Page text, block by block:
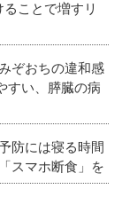
ことで増すリ
ぞおちの違和感
い、膵臓の病
防には寝る時間
スマホ断食」を